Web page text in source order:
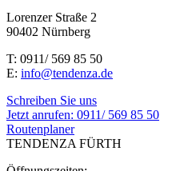
Lorenzer Straße 2
90402 Nürnberg
T: 0911/ 569 85 50
E: info@tendenza.de
Schreiben Sie uns
Jetzt anrufen: 0911/ 569 85 50
Routenplaner
TENDENZA FÜRTH